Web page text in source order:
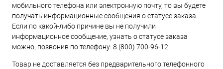
мобильного телефона или электронную почту, то вы будете
получать информационные сообщения о статусе заказа.
Если по какой-либо причине вы не получили
информационное сообщение, узнать о статусе заказа
можно, позвонив по телефону: 8 (800) 700-96-12.
Товар не доставляется без предварительного телефонного